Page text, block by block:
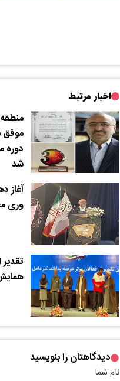
اخبار مرتبط
موفق
دوره
شد
آغاز
وری
دیدگاهتان را بنویسید
نام شما